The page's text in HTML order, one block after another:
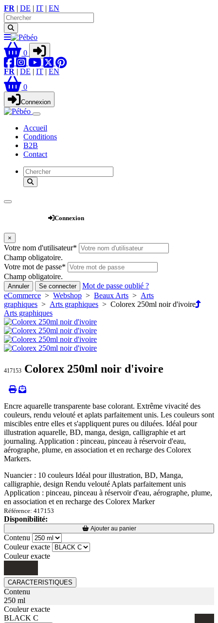
FR | DE | IT | EN
0
FR | DE | IT | EN
0
Connexion
Accueil
Conditions
B2B
Contact
Connexion
×
Votre nom d'utilisateur*
Champ obligatoire.
Votre mot de passe*
Champ obligatoire.
Annuler Se connecter
Mot de passe oublié ?
eCommerce > Webshop > Beaux Arts > Arts
graphiques > Arts graphiques > Colorex 250ml noir d'ivoire
Arts graphiques
417153 Colorex 250ml noir d'ivoire
Encre aquarelle transparente base colorant. Extrême vivacité des
couleurs, rendu velouté et aplats parfaitement unis. Les couleurs sont
miscibles entre elles et s'appliquent pures ou diluées. Idéal pour
illustration aquarelle, BD, manga, design, calligraphie et art
journaling. Application : pinceau, pinceau à réservoir d'eau,
aérographe, plume, en association et en recharge des Colorex
Markers.
Nuancier : 10 couleurs Idéal pour illustration, BD, Manga,
calligraphie, design Rendu velouté Aplats parfaitement unis
Application : pinceau, pinceau à réservoir d'eau, aérographe, plume,
en association et en recharge des Colorex Marker
Référence: 417153
Disponibilité:
Loading...
Loading... Ajouter au panier
Contenu
Couleur exacte
Couleur exacte
CARACTERISTIQUES
Contenu
250 ml
Couleur exacte
BLACK C